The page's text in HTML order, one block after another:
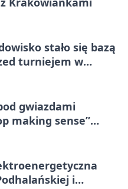
stało się bazą
turniejem w
gwiazdami
making sense”
i